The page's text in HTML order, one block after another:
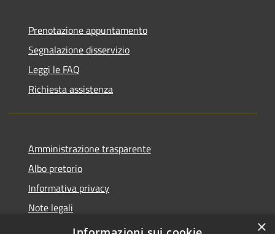
Prenotazione appuntamento
Segnalazione disservizio
Leggi le FAQ
Richiesta assistenza
Amministrazione trasparente
Albo pretorio
Informativa privacy
Note legali
Dichiarazione di accessibilità
×